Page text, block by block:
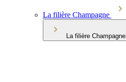
La filière Champagne
La filière Champagne